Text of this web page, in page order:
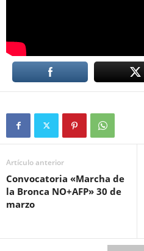
Artículo anterior
Convocatoria «Marcha de
la Bronca NO+AFP» 30 de
marzo